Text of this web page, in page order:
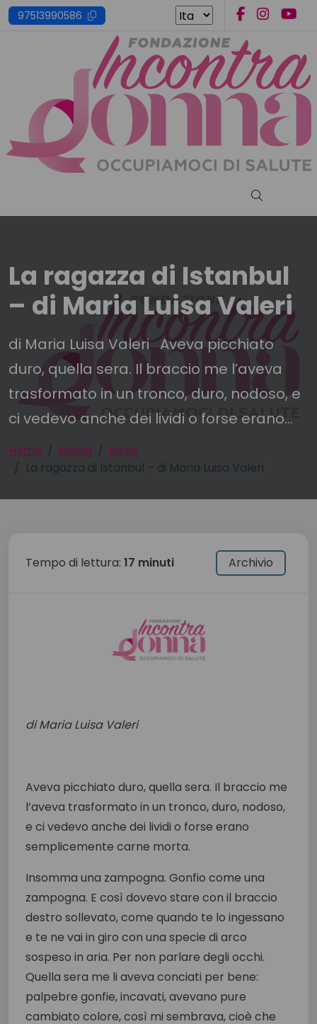
Skip
to
97513990586
Cerca nel
La ragazza di Istanbul
– di Maria Luisa Valeri
di Maria Luisa Valeri Aveva picchiato
duro, quella sera. Il braccio me l’aveva
trasformato in un tronco, duro, nodoso, e
ci vedevo anche dei lividi o forse erano...
Home Media
News
La ragazza di Istanbul – di Maria Luisa Valeri
Tempo di lettura: 17 minuti Archivio
di Maria Luisa Valeri
Aveva picchiato duro, quella sera. Il braccio me
l’aveva trasformato in un tronco, duro, nodoso,
e ci vedevo anche dei lividi o forse erano
semplicemente carne morta.
Insomma una zampogna. Gonfio come una
zampogna. E così dovevo stare con il braccio
destro sollevato, come quando te lo ingessano
e te ne vai in giro con una specie di arco
sospeso in aria. Per non parlare degli occhi.
Quella sera me li aveva conciati per bene:
palpebre gonfie, incavati, avevano pure
cambiato colore, così mi sembrava, cioè che